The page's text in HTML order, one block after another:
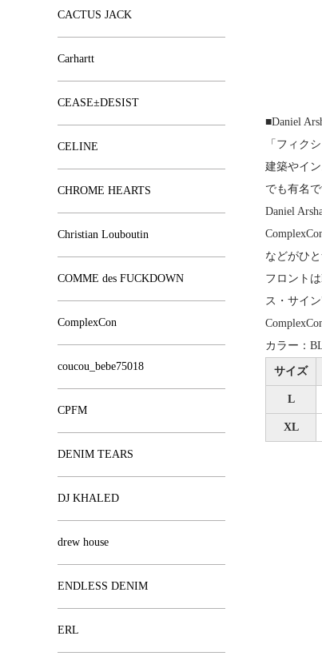
■Daniel
「フィク
建築やイ
でも有名で
Daniel
などがひ
フロント
ス・サイ
カラー：
サイズ
L
XL
CACTUS JACK
Carhartt
CEASE±DESIST
CELINE
CHROME HEARTS
Christian Louboutin
COMME des FUCKDOWN
ComplexCon
coucou_bebe75018
CPFM
DENIM TEARS
DJ KHALED
drew house
ENDLESS DENIM
ERL